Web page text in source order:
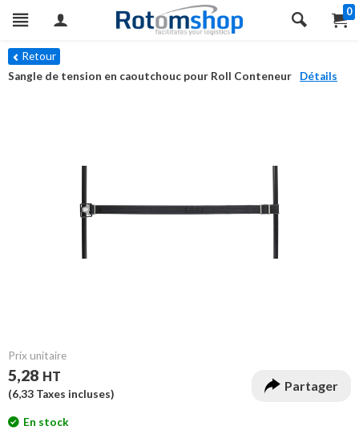
0
Retour
Sangle de tension en caoutchouc pour Roll Conteneur
Détails
Prix unitaire
5,28 HT
(6,33 Taxes incluses)
Partager
En stock